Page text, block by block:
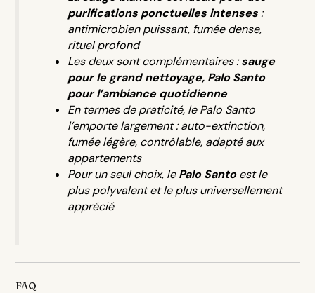
purifications ponctuelles intenses:
antimicrobien puissant, fumée dense,
rituel profond
Les deux sont complémentaires :sauge
pour le grand nettoyage, Palo Santo
pour l’ambiance quotidienne
En termes de praticité, le Palo Santo
l’emporte largement : auto-extinction,
fumée légère, contrôlable, adapté aux
appartements
Pour un seul choix, lePalo Santoest le
plus polyvalent et le plus universellement
apprécié
FAQ